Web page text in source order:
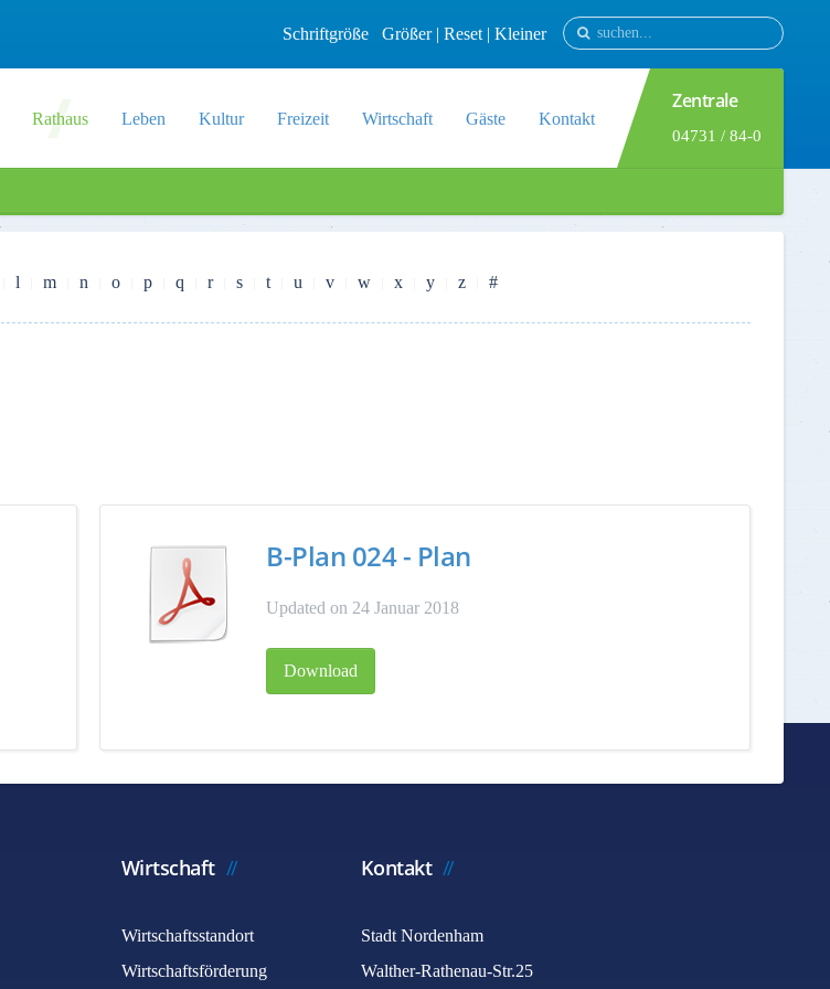
Schriftgröße Größer| Reset | Kleiner
Rathaus Leben Kultur Freizeit Wirtschaft Gäste Kontakt
Zentrale
04731 / 84-0
l m n o p q r s t u v w x y z #
B-Plan 024 - Plan
Updated on 24 Januar 2018
Download
Wirtschaft
Wirtschaftsstandort
Wirtschaftsförderung
Kontakt
Stadt Nordenham
Walther-Rathenau-Str.25